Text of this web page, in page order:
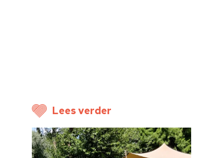
Lees verder
Over ons